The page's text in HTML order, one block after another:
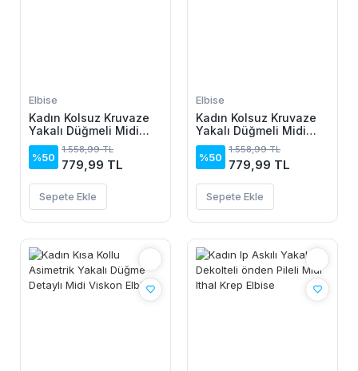
Elbise
Kadın Kolsuz Kruvaze
Yakalı Düğmeli Midi
Keten Elbise
%50
1.558,99 TL
779,99 TL
Sepete Ekle
Elbise
Kadın Kolsuz Kruvaze
Yakalı Düğmeli Midi
Keten Elbise
%50
1.558,99 TL
779,99 TL
Sepete Ekle